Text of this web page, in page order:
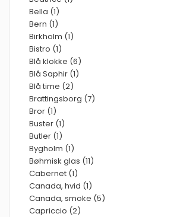
Bella (1)
Bern (1)
Birkholm (1)
Bistro (1)
Blå klokke (6)
Blå Saphir (1)
Blå time (2)
Brattingsborg (7)
Bror (1)
Buster (1)
Butler (1)
Bygholm (1)
Bøhmisk glas (11)
Cabernet (1)
Canada, hvid (1)
Canada, smoke (5)
Capriccio (2)